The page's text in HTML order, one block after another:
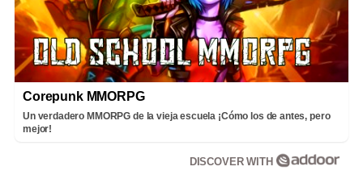
Corepunk MMORPG
Un verdadero MMORPG de la vieja escuela ¡Cómo los de antes, pero
mejor!
DISCOVER WITH